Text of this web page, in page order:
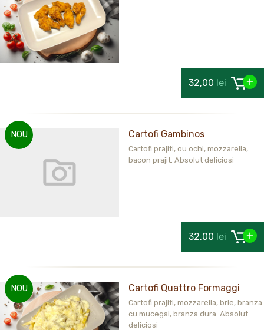
32,00 lei
NOU Cartofi Gambinos
Cartofi prajiti, ou ochi, mozzarella,
bacon prajit. Absolut deliciosi
32,00 lei
NOU Cartofi Quattro Formaggi
Cartofi prajiti, mozzarella, brie, branza
cu mucegai, branza dura. Absolut
deliciosi